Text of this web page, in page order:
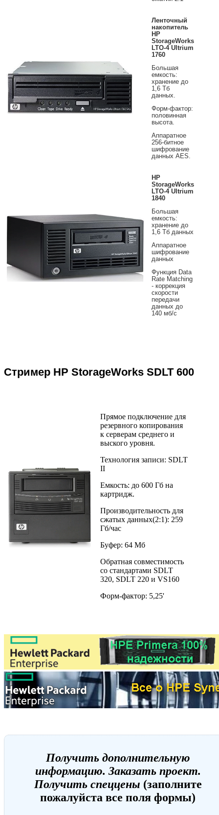
Ленточный
накопитель
HP
StorageWorks
LTO-4 Ultrium
1760
Большая
емкость:
хранение до
1,6 Тб
данных.
Форм-фактор:
половинная
высота.
Аппаратное
256-битное
шифрование
данных AES.
HP
StorageWorks
LTO-4 Ultrium
1840
Большая
емкость:
хранение до
1,6 Тб данных
Аппаратное
шифрование
данных
Функция Data
Rate Matching
- коррекция
скорости
передачи
данных до
140 мб/с
Стример HP StorageWorks SDLT 600
Прямое подключение для
резервного копирования
к серверам среднего и
выского уровня.
Технология записи: SDLT
II
Емкость: до 600 Гб на
картридж.
Производительность для
сжатых данных(2:1): 259
Гб/час
Буфер: 64 Мб
Обратная совместимость
со стандартами SDLT
320, SDLT 220 и VS160
Форм-фактор: 5,25'
Получить дополнительную
информацию. Заказать проект.
Получить спеццены (заполните
пожалуйста все поля формы)